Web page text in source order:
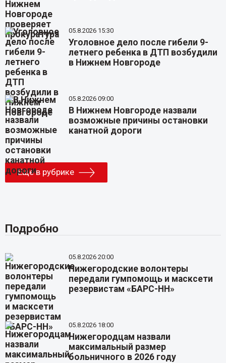
05.8.2026 15:30
Уголовное дело после гибели 9-
летнего ребенка в ДТП возбудили
в Нижнем Новгороде
05.8.2026 09:00
В Нижнем Новгороде назвали
возможные причины остановки
канатной дороги
Еще в рубрике
Подробно
05.8.2026 20:00
Нижегородские волонтеры
передали гумпомощь и масксети
резервистам «БАРС-НН»
05.8.2026 18:00
Нижегородцам назвали
максимальный размер
больничного в 2026 году